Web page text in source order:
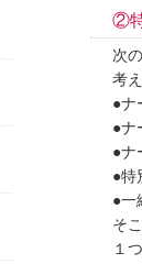
②
次
考
●ナ
●ナ
●ナ
●特
●一
そ
１